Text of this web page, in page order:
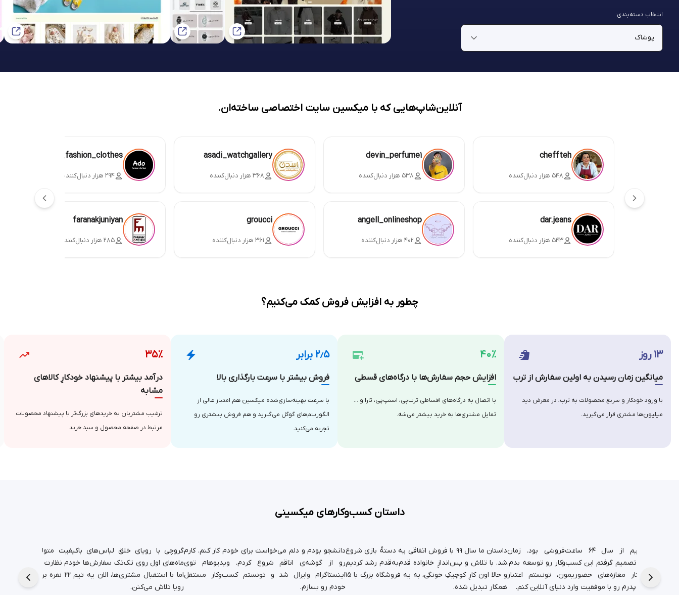
انتخاب دسته‌بندی:
آنلاین‌شاپ‌هایی که با میکسین سایت اختصاصی ساخته‌ان.
cheffteh
۵۴۸ هزار دنبال‌کننده
devin_perfume1
۵۳۸ هزار دنبال‌کننده
asadi_watchgallery
۳۶۸ هزار دنبال‌کننده
ado_fashion_clothes
۲۹۴ هزار دنبال‌کننده
dar.jeans
۵۴۳ هزار دنبال‌کننده
angell_onlineshop
۴۰۲ هزار دنبال‌کننده
groucci
۳۶۱ هزار دنبال‌کننده
faranakjuniyan
۲۸۵ هزار دنبال‌کننده
چطور به افزایش فروش کمک می‌کنیم؟
۳۵٪
درآمد بیشتر با پیشنهاد خودکارِ کالاهای
مشابه
ترغیب مشتریان به خریدهای بزرگ‌تر با پیشنهاد محصولات
مرتبط در صفحه محصول و سبد خرید
۲٫۵ برابر
فروش بیشتر با سرعت بارگذاری بالا
با سرعت بهینه‌سازی‌شده میکسین هم امتیاز عالی از
الگوریتم‌های گوگل می‌گیرید و هم فروش بیشتری رو
تجربه می‌کنید.
۴۰٪
افزایش حجم سفارش‌ها با درگاه‌های قسطی
با اتصال به درگاه‌های اقساطی ترب‌پی، اسنپ‌پی، تارا و …
تمایل مشتری‌ها به خرید بیشتر می‌شه.
۱۳ روز
میانگین زمان رسیدن به اولین سفارش از ترب
با ورود خودکار و سریع محصولات به ترب، در معرض دید
میلیون‌ها مشتری قرار می‌گیرید.
داستان کسب‌وکارهای میکسینی
گروچی با رویای خلق لباس‌های باکیفیت متولد شد.
ماه‌های اول روی تک‌تک سفارش‌ها خودم نظارت داشتم،
اما با استقبال مشتری‌ها، الان یه تیم ۲۲ نفره برای این
رویا تلاش می‌کنن.
دانشجو بودم و دلم می‌خواست برای خودم کار کنم. کارم
رو از گوشه‌ی اتاقم شروع کردم. ویدیوهام توی
اینستاگرام وایرال شد و تونستم کسب‌وکار مستقل
خودم رو بسازم.
داستان ما سال ۹۹ با فروش اتفاقی یه دسته‌ٔ بازی شروع
شد. با تلاش و پس‌اندازِ خانواده قدم‌به‌قدم رشد کردیم
و حالا اون کارِ کوچیکِ خونگی، به یه فروشگاه بزرگ با ۱۵
همکار تبدیل شده.
شغل پدریم از سال ۶۴ ساعت‌فروشی بود. زمان
دانشجویی تصمیم گرفتم این کسب‌وکار رو توسعه بدم.
حالا در کنار مغازه‌های حضوریمون، تونستم اعتبار
چندساله‌ی پدرم رو با موفقیت وارد دنیای آنلاین کنم.